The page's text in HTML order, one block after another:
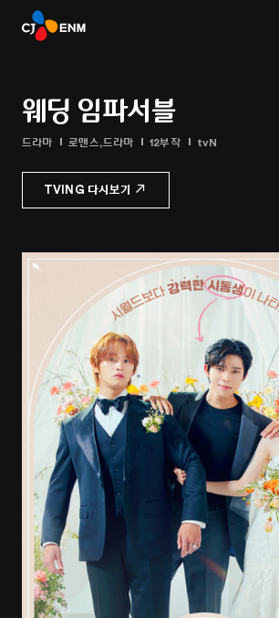
웨딩 임파서블
드라마 로맨스,드라마 12부작 tvN
TVING 다시보기